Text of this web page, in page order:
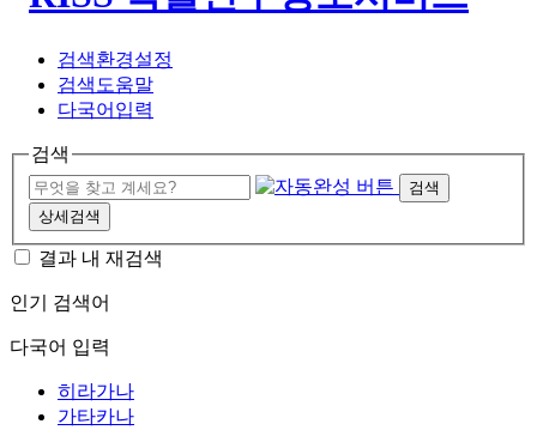
검색환경설정
검색도움말
다국어입력
검색
검색
상세검색
결과 내 재검색
인기 검색어
다국어 입력
히라가나
가타카나